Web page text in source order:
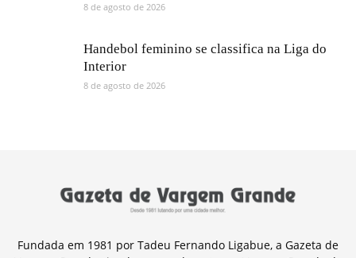
8 de agosto de 2026
Handebol feminino se classifica na Liga do
Interior
8 de agosto de 2026
Fundada em 1981 por Tadeu Fernando Ligabue, a Gazeta de